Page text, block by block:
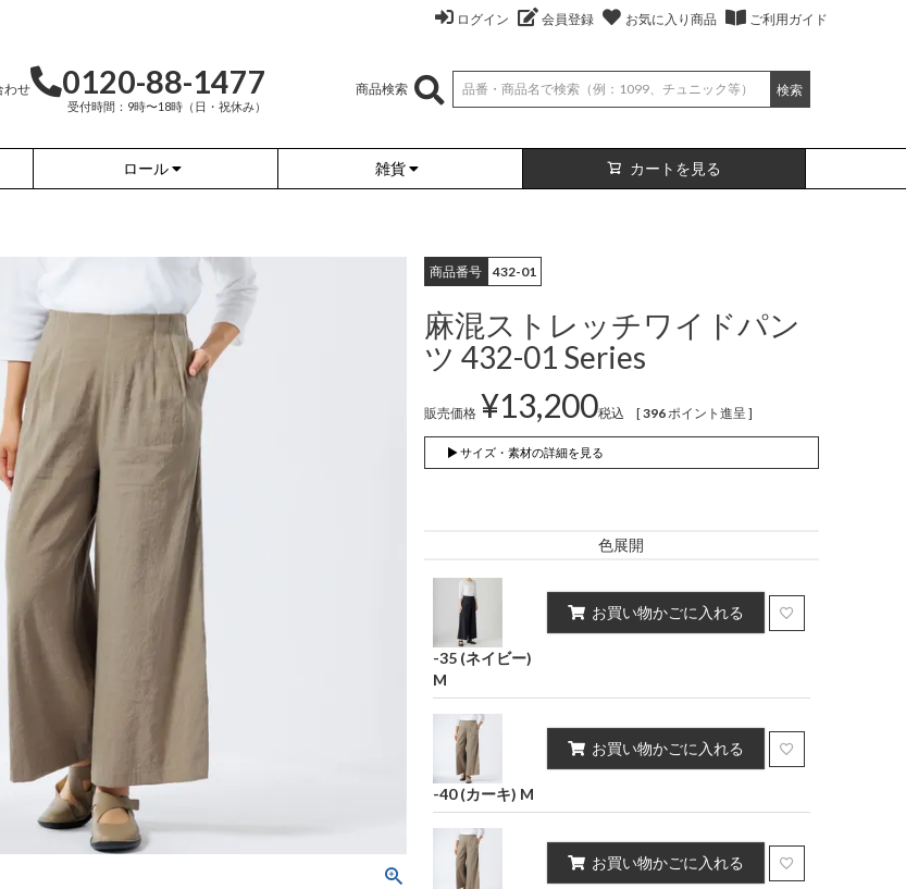
ログイン 会員登録 お気に入り商品 ご利用ガイド
わせ 0120-88-1477
受付時間：9時〜18時（日・祝休み）
商品検索 検索
かぐらやバッグ
バッグ
かぐらやバッグ一覧
かぐらやウェア
ワンピース
インナー スカート
かぐらやウェア一覧
ロール
かぐらやロール
わりあたたか
綿56%、アクリル24%、
ン16%、
ポリウレタン4%）
ナイロン16%、
（レーヨン76％、
かぐらやロール一覧
雑貨
雑貨
クレス
雑貨一覧
カートを見る
商品番号 432-01
麻混ストレッチワイドパン
ツ 432-01 Series
販売価格 ¥13,200税込 [396ポイント進呈 ]
▶ サイズ・素材の詳細を見る
色展開
-35 (ネイビー)
M
お買い物かごに入れる
-40 (カーキ) M
お買い物かごに入れる
お買い物かごに入れる